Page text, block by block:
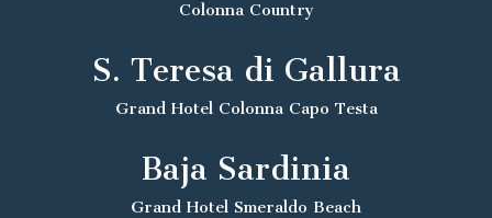
Colonna Country
S. Teresa di Gallura
Grand Hotel Colonna Capo Testa
Baja Sardinia
Grand Hotel Smeraldo Beach